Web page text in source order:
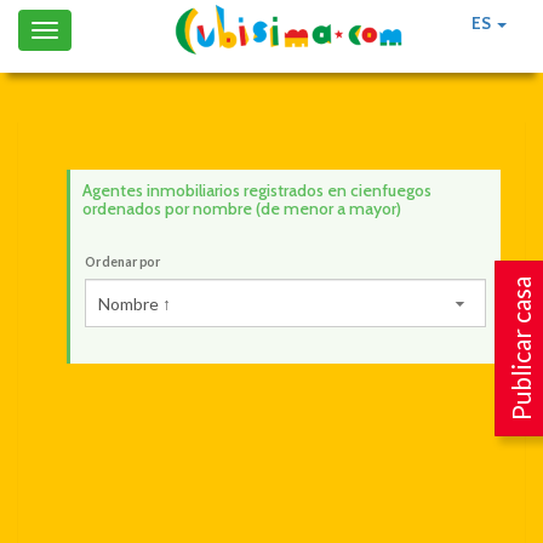
ES
Toggle
navigation
Publicar casa
Agentes inmobiliarios registrados en cienfuegos
ordenados por nombre (de menor a mayor)
Ordenar por
Nombre ↑